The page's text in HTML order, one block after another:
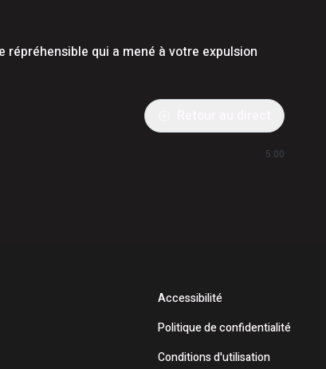
qui a mené à votre expulsion
5:00
Accessibilité
Politique de confidentialité
Conditions d'utilisation